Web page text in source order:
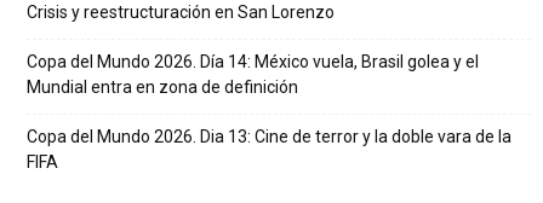
Crisis y reestructuración en San Lorenzo
Copa del Mundo 2026. Día 14: México vuela, Brasil golea y el
Mundial entra en zona de definición
Copa del Mundo 2026. Dia 13: Cine de terror y la doble vara de la
FIFA